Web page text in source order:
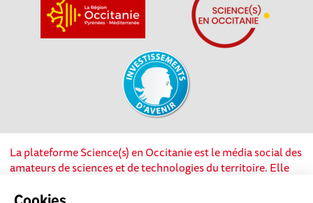
La plateforme Science(s) en Occitanie est le média social des
amateurs de sciences et de technologies du territoire. Elle
soutien de nombreux acteurs locaux. Ce projet est cofinancé